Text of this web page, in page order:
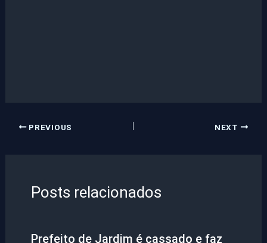
PREVIOUS NEXT
Posts relacionados
Prefeito de Jardim é cassado e faz